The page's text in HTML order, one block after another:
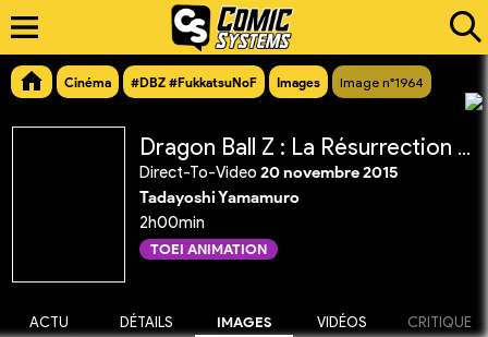
Cinéma #DBZ #FukkatsuNoF Images Image n°1964
Dragon Ball Z : La Résurrection de 'F'
Direct-To-Video 20 novembre 2015
Tadayoshi Yamamuro
2h00min
TOEI ANIMATION
ACTU DÉTAILS IMAGES VIDÉOS CRITIQUE